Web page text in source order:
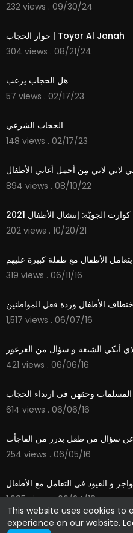
This website uses cookies to
experience on our website.
232 views . 09/30/24
حوار الحجاب | Toyor Al Janah
304 views . 08/21/24
هل الحجاب يرعب
57 views . 02/17/23
الحجاب الشرعي
148 views . 02/17/23
لايي لايي مِن أجمل أغاني الأطفال
894 views . 08/10/22
الجويّة: إنتشال الأطفال 2021
202 views . 10/20/21
319 views . 06/11/16
الأطفال وردة فعل المواطنين
1,517 views . 06/07/16
أبكي الشيعة و سؤال من العرعور
421 views . 06/06/16
المسلمات وحقهن فى ارتداء الحجاب
614 views . 06/06/16
سؤال من طفل بدرر من الفاجأت
254 views . 06/05/16
و القيود في التعامل مع الأطفال
1,085 views . 06/24/18